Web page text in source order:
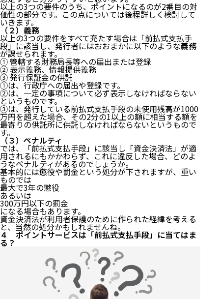
以上の3つの要件のうち、ポイントになるのが2番目の対
価性の部分です。この点については後程詳しく検討して
いきます。
（２）義務
以上の3つの要件をすべて充たす場合は「前払式支払手
段」に該当し、発行者にはおおまかに以下のような義務
が課せられます。
① 管轄する財務局長等への届出または登録
② 表示義務、情報提供義務
③ 発行保証金の供託
①は、行政庁への届出や登録です。
②は、一定の事項について必ず表示しなければならない
というものです。
③は、発行している前払式支払手段の未使用残高が1000
万円を超えた場合、その2分の1以上の額に相当する額を
最寄りの供託所に供託しなければならないというもので
す。
（３）ペナルティ
では、「前払式支払手段」に該当し「資金決済法」が適
用されるにもかかわらず、これに違反した場合、どのよ
うなペナルティがあるのでしょうか。
基本的には懲役や罰金という処分が下されますが、重い
ものでは
最大で3年の懲役
あるいは
300万円以下の罰金
になる場合もあります。
資金決済法が利用者保護のために作られた経緯を考える
と、当然の処分かもしれませんね。
４ ポイントサービスは「前払式支払手段」に当てはま
る？